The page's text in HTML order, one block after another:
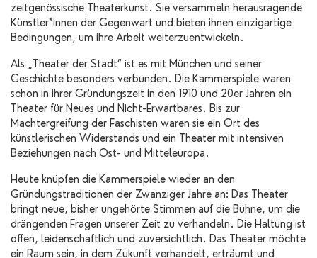
zeitgenössische Theaterkunst. Sie versammeln herausragende
Künstler*innen der Gegenwart und bieten ihnen einzigartige
Bedingungen, um ihre Arbeit weiterzuentwickeln.
Als „Theater der Stadt“ ist es mit München und seiner
Geschichte besonders verbunden. Die Kammerspiele waren
schon in ihrer Gründungszeit in den 1910 und 20er Jahren ein
Theater für Neues und Nicht-Erwartbares. Bis zur
Machtergreifung der Faschisten waren sie ein Ort des
künstlerischen Widerstands und ein Theater mit intensiven
Beziehungen nach Ost- und Mitteleuropa.
Heute knüpfen die Kammerspiele wieder an den
Gründungstraditionen der Zwanziger Jahre an: Das Theater
bringt neue, bisher ungehörte Stimmen auf die Bühne, um die
drängenden Fragen unserer Zeit zu verhandeln. Die Haltung ist
offen, leidenschaftlich und zuversichtlich. Das Theater möchte
ein Raum sein, in dem Zukunft verhandelt, erträumt und